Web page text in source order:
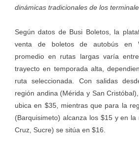
dinámicas tradicionales de los
Según datos de Busi Boletos, la
venta de boletos de autobús en
promedio en rutas largas varía
trayecto en temporada alta,
ruta seleccionada. Con salidas
región andina (Mérida y San
ubica en $35, mientras que para la
(Barquisimeto) alcanza los $15 y en la
Cruz, Sucre) se sitúa en $16.